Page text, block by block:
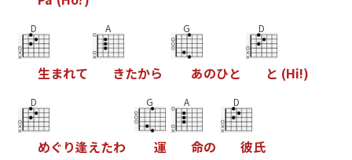
D
生まれて
A
きたから
G
あのひと
D
と (Hi!)
D
めぐ り逢えたわ
G
運
A
命の
D
彼氏